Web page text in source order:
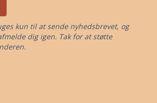
kun til at sende nyhedsbrevet, og
dig igen. Tak for at støtte